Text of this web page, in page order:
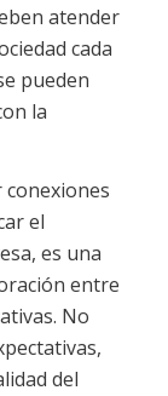
atender
cada
pueden
la
el
es una
entre
No
del